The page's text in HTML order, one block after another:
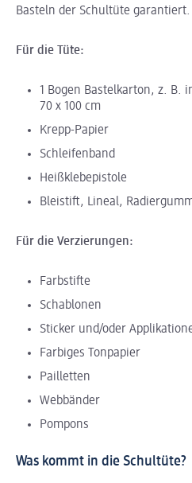
Basteln der Schultüte garantiert.
Für die Tüte:
1 Bogen Bastelkarton, z. B.
70 x 100 cm
Krepp-Papier
Schleifenband
Heißklebepistole
Bleistift, Lineal,
Für die Verzierungen:
Farbstifte
Schablonen
Sticker und/oder
Farbiges Tonpapier
Pailletten
Webbänder
Pompons
Was kommt in die Schultüte?